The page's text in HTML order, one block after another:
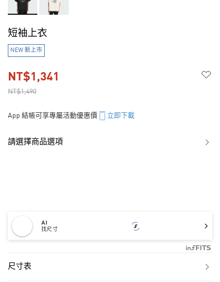
短袖上衣
NEW 新上市
NT$1,490
NT$1,341
App 結帳可享專屬活動優惠價 立即下載
請選擇商品選項
AI
找尺寸
尺寸表